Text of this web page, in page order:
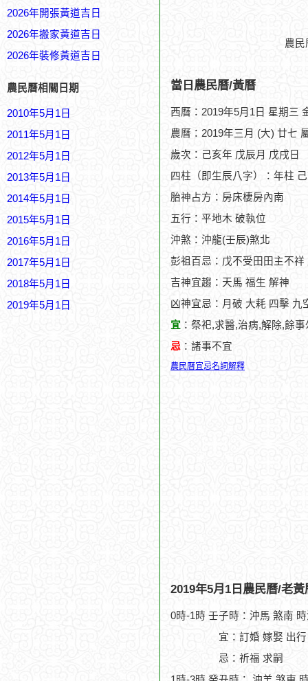
2026年開張黃道吉日
2026年搬家黃道吉日
2026年裝修黃道吉日
農民曆相關日期
2010年5月1日
2011年5月1日
2012年5月1日
2013年5月1日
2014年5月1日
2015年5月1日
2016年5月1日
2017年5月1日
2018年5月1日
2019年5月1日
農
當日農民曆/黃曆
西曆：2019年5月1日 星期三
農曆：2019年三月 (大) 廿七
歲次：己亥年 戊辰月 戊戌日
四柱（即生辰八字）：年柱
胎神占方：房床棲房內南
五行：平地木 破執位
沖煞：沖龍(壬辰)煞北
彭祖百忌：戊不受田田主不
吉神宜趨：天馬 福生 解神
凶神宜忌：月破 大耗 四擊 九
宜 ：祭祀,求醫,治病,解除,餘事
忌 ：諸事不宜
農民曆宜忌名詞解釋
2019年5月1日農民曆/老
0時-1時 壬子時：沖馬 煞南
宜：訂婚 嫁娶 出
忌：祈福 求嗣